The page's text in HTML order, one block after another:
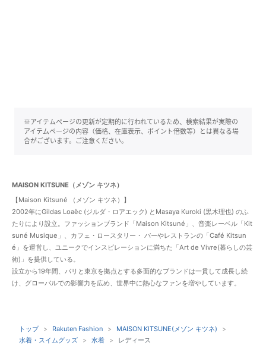
※アイテムページの更新が定期的に行われているため、検索結果が実際の
アイテムページの内容（価格、在庫表示、ポイント倍数等）とは異なる場
合がございます。ご注意ください。
MAISON KITSUNE（メゾン キツネ）
【Maison Kitsuné （メゾン キツネ）】
2002年にGildas Loaëc (ジルダ・ロアエック) とMasaya Kuroki (黒木理也) のふ
たりにより設立。ファッションブランド「Maison Kitsuné」、⾳楽レーベル「Kit
suné Musique」、カフェ・ロースタリー・ バーやレストランの「Café Kitsun
é」を運営し、ユニークでインスピレーションに満ちた「Art de Vivre(暮らしの芸
術)」を提供している。
設立から19年間、パリと東京を拠点とする多面的なブランドは一貫して成長し続
け、グローバルでの影響⼒を広め、世界中に熱心なファンを増やしています。
トップ Rakuten Fashion
MAISON KITSUNE(メゾン キツネ)
水着・スイムグッズ
水着 レディース